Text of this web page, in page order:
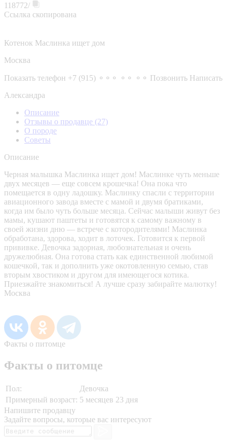
118772/
Ссылка скопирована
Котенок Маслинка ищет дом
Москва
Показать телефон +7 (915) ⚬⚬⚬ ⚬⚬ ⚬⚬ Позвонить Написать
Александра
Описание
Отзывы о продавце (27)
О породе
Советы
Описание
Черная малышка Маслинка ищет дом! Маслинке чуть меньше
двух месяцев — еще совсем крошечка! Она пока что
помещается в одну ладошку. Маслинку спасли с территории
авиационного завода вместе с мамой и двумя братиками,
когда им было чуть больше месяца. Сейчас малыши живут без
мамы, кушают паштеты и готовятся к самому важному в
своей жизни дню — встрече с котородителями! Маслинка
обработана, здорова, ходит в лоточек. Готовится к первой
прививке. Девочка задорная, любознательная и очень
дружелюбная. Она готова стать как единственной любимой
кошечкой, так и дополнить уже окотовленную семью, став
вторым хвостиком и другом для имеющегося котика.
Приезжайте знакомиться! А лучше сразу забирайте малютку!
Москва
Факты о питомце
Факты о питомце
Пол:
Девочка
Примерный возраст: 5 месяцев 23 дня
Напишите продавцу
Задайте вопросы, которые вас интересуют